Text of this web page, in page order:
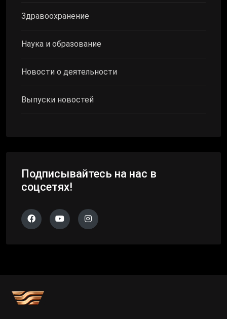
Здравоохранение
Наука и образование
Новости о деятельности
Выпуски новостей
Подписывайтесь на нас в
соцсетях!